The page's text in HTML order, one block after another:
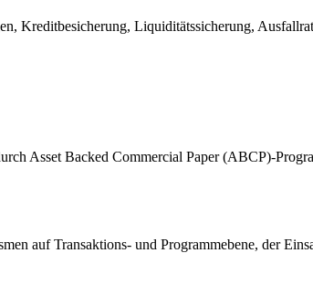
Kreditbesicherung, Liquiditätssicherung,
Asset Backed Commercial Paper (ABCP)-
auf Transaktions- und Programmebene, der